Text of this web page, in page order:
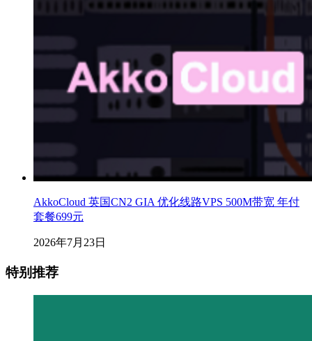
AkkoCloud 英国CN2 GIA 优化线路VPS 500M带宽 年付
套餐699元
2026年7月23日
特别推荐